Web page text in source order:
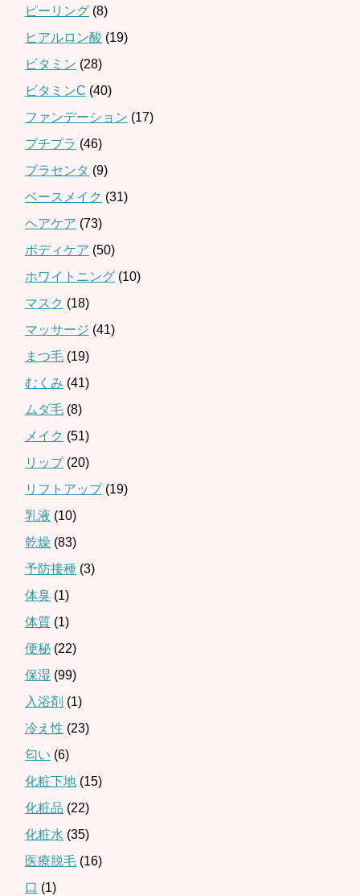
ピーリング (8)
ヒアルロン酸 (19)
ビタミン (28)
ビタミンC (40)
ファンデーション (17)
プチプラ (46)
プラセンタ (9)
ベースメイク (31)
ヘアケア (73)
ボディケア (50)
ホワイトニング (10)
マスク (18)
マッサージ (41)
まつ毛 (19)
むくみ (41)
ムダ毛 (8)
メイク (51)
リップ(20)
リフトアップ(19)
乳液 (10)
乾燥 (83)
予防接種 (3)
体臭 (1)
体質 (1)
便秘 (22)
保湿 (99)
入浴剤 (1)
冷え性 (23)
匂い (6)
化粧下地 (15)
化粧品 (22)
化粧水 (35)
医療脱毛 (16)
口 (1)